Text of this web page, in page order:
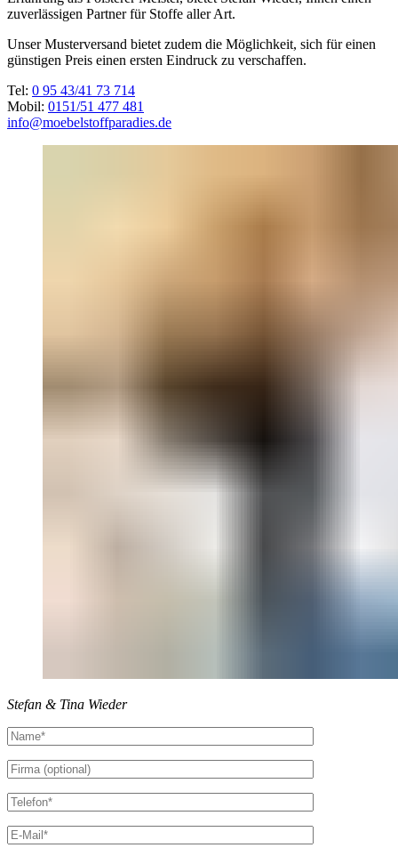
zuverlässigen Partner für Stoffe aller Art.
Unser Musterversand bietet zudem die Möglichkeit, sich für einen
günstigen Preis einen ersten Eindruck zu verschaffen.
Tel: 0 95 43/41 73 714
Mobil: 0151/51 477 481
info@moebelstoffparadies.de
Stefan & Tina Wieder